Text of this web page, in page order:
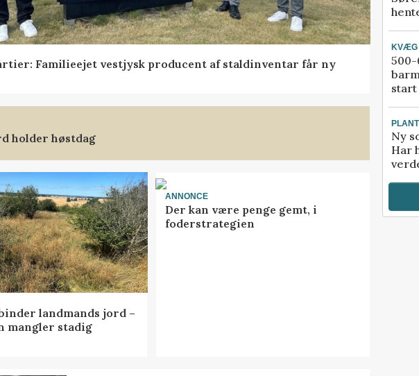
Familieejet vestjysk producent af staldinventar får ny
holder høstdag
landmands jord –
mangler stadig
ANNONCE
Der kan være penge gemt, i
foderstrategien
KVÆG
Ny
Har